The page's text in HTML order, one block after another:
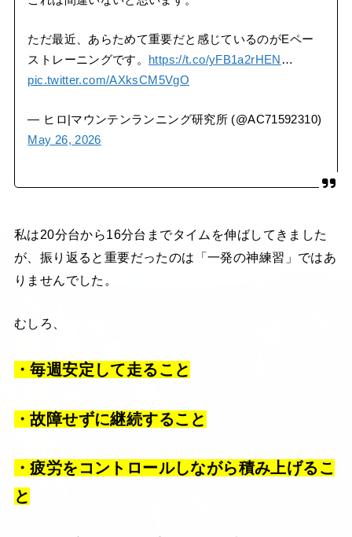
ただ最近、あらためて重要だと感じているのがEペー
ストレーニングです。
https://t.co/yFB1a2rHEN …
pic.twitter.com/AXksCM5VgO
— ヒロ|マウンテンランニング研究所 (@AC71592310)
May 26, 2026
私は20分台から16分台までタイムを伸ばしてきました
が、振り返ると重要だったのは「一発の神練習」ではあ
りませんでした。
むしろ、
・毎週安定して走ること
・故障せずに継続すること
・疲労をコントロールしながら積み上げるこ
と